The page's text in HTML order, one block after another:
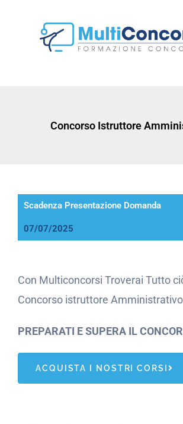
contenuto
Concorso Istruttore
Scadenza Presentazione Domanda
07/07/2025
Con Multiconcorsi Troverai Tutto
Concorso istruttore
PREPARATI E SUPERA IL
ACQUISTA I NOSTRI CORSI